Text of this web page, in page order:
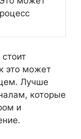
это может
Лучше
которые
и